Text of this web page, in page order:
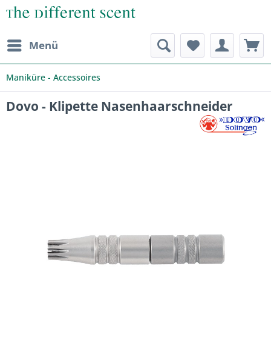
Menü
Maniküre - Accessoires
Dovo - Klipette Nasenhaarschneider